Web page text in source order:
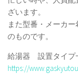
ざいます。
また型番・メーカ
のものです。
給湯器 設置タイプ
https://